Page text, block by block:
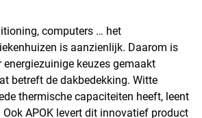
computers … het
is aanzienlijk. Daarom is
keuzes gemaakt
betreft de dakbedekking. Witte
thermische capaciteiten heeft, leent
APOK levert dit innovatief product